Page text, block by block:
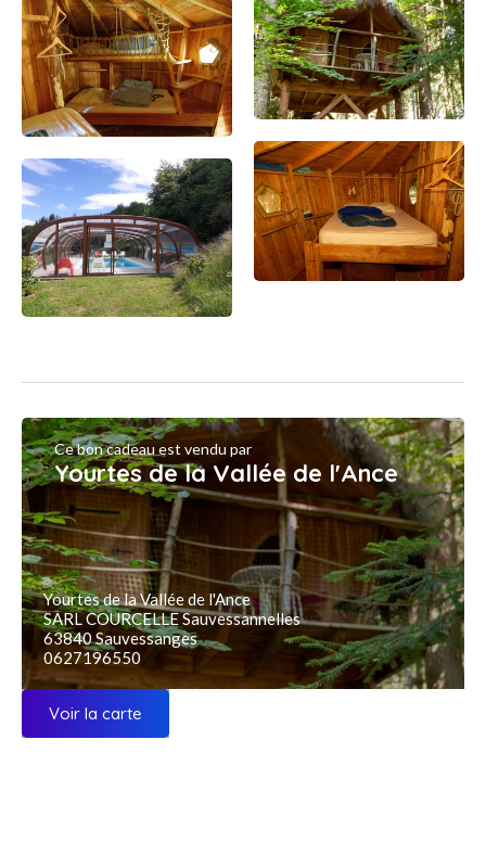
Ce bon cadeau est vendu par
Yourtes de la Vallée de l'Ance
Yourtes de la Vallée de l'Ance
SARL COURCELLE Sauvessannelles
63840 Sauvessanges
0627196550
Voir la carte